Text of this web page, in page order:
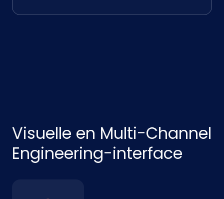
Visuelle en Multi-Channel
Engineering-interface